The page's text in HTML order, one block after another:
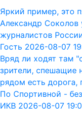
Яркий пример, это
Александр
журналистов
Гость 2026-08-07
Вряд ли ходят там
зрители, спешащие
рядом есть
По Спортивной -
ИКВ 2026-08-07